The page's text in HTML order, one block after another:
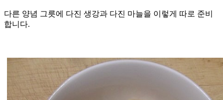
다른 양념 그릇에 다진 생강과 다진 마늘을 이렇게 따로 준비
합니다.